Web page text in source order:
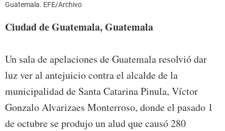
Guatemala. EFE/Archivo
Ciudad de Guatemala, Guatemala
Un sala de apelaciones de Guatemala resolvió dar
luz ver al antejuicio contra el alcalde de la
municipalidad de Santa Catarina Pinula, Víctor
Gonzalo Alvarizaes Monterroso, donde el pasado 1
de octubre se produjo un alud que causó 280